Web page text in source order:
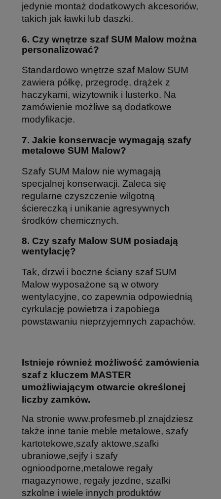
jedynie montaż dodatkowych akcesoriów,
takich jak ławki lub daszki.
6. Czy wnętrze szaf SUM Malow można
personalizować?
Standardowo wnętrze szaf Malow SUM
zawiera półkę, przegrodę, drążek z
haczykami, wizytownik i lusterko. Na
zamówienie możliwe są dodatkowe
modyfikacje.
7. Jakie konserwacje wymagają szafy
metalowe SUM Malow?
Szafy SUM Malow nie wymagają
specjalnej konserwacji. Zaleca się
regularne czyszczenie wilgotną
ściereczką i unikanie agresywnych
środków chemicznych.
8. Czy szafy Malow SUM posiadają
wentylację?
Tak, drzwi i boczne ściany szaf SUM
Malow wyposażone są w otwory
wentylacyjne, co zapewnia odpowiednią
cyrkulację powietrza i zapobiega
powstawaniu nieprzyjemnych zapachów.
Istnieje również możliwość zamówienia
szaf z kluczem MASTER
umożliwiającym otwarcie określonej
liczby zamków.
Na stronie www.profesmeb.pl znajdziesz
także inne tanie meble metalowe, szafy
kartotekowe,szafy aktowe,szafki
ubraniowe,sejfy i szafy
ognioodporne,metalowe regały
magazynowe, regały jezdne, szafki
szkolne i wiele innych produktów